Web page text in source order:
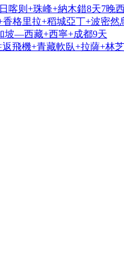
喀则+珠峰+納木錯8天7晚
格里拉+稻城亞丁+波密
坡—西藏+西寧+成都9天
飛機+青藏軟臥+拉薩+林